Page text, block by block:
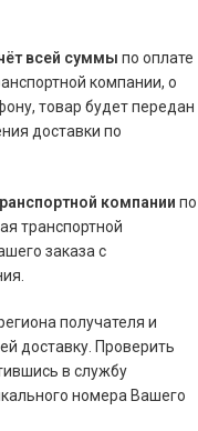
всей суммы по оплате
компании, о
товар будет передан
доставки по
компании по
транспортной
заказа с
получателя и
доставку. Проверить
в службу
номера Вашего